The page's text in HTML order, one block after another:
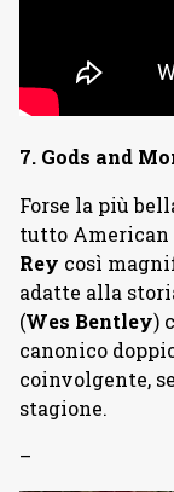
7. Gods and
Forse la più
tutto American
Rey così
adatte alla
(Wes Bentley)
canonico
coinvolgente,
stagione.
–